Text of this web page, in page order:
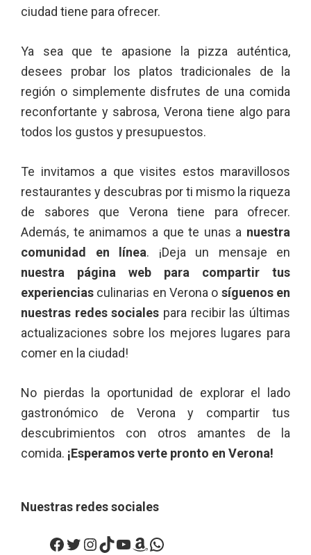
ciudad tiene para ofrecer.
Ya sea que te apasione la pizza auténtica,
desees probar los platos tradicionales de la
región o simplemente disfrutes de una comida
reconfortante y sabrosa, Verona tiene algo para
todos los gustos y presupuestos.
Te invitamos a que visites estos maravillosos
restaurantes y descubras por ti mismo la riqueza
de sabores que Verona tiene para ofrecer.
Además, te animamos a que te unas a nuestra
comunidad en línea. ¡Deja un mensaje en
nuestra página web para compartir tus
experiencias culinarias en Verona o síguenos en
nuestras redes sociales para recibir las últimas
actualizaciones sobre los mejores lugares para
comer en la ciudad!
No pierdas la oportunidad de explorar el lado
gastronómico de Verona y compartir tus
descubrimientos con otros amantes de la
comida. ¡Esperamos verte pronto en Verona!
Nuestras redes sociales
Facebook
Twitter
Instagram
TikTok
YouTube
Amazon
WhatsApp